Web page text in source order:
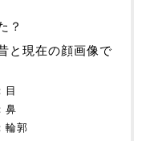
？
と現在の顔画像で
目
鼻
輪郭